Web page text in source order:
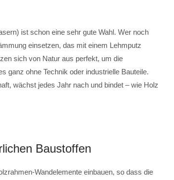
ist schon eine sehr gute Wahl. Wer noch
einsetzen, das mit einem Lehmputz
sich von Natur aus perfekt, um die
ganz ohne Technik oder industrielle Bauteile.
wächst jedes Jahr nach und bindet – wie Holz
Baustoffen
Wandelemente einbauen, so dass die